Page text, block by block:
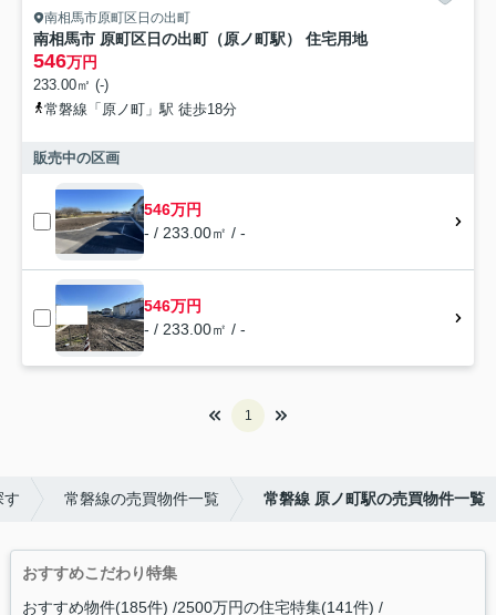
南相馬市原町区日の出町
南相馬市 原町区日の出町（原ノ町駅） 住宅用地
546万円
233.00㎡ (-)
常磐線「原ノ町」駅 徒歩18分
販売中の区画
546万円
- / 233.00㎡ / -
546万円
- / 233.00㎡ / -
1
す 常磐線の売買物件一覧 常磐線 原ノ町駅の売買物件一覧
おすすめこだわり特集
おすすめ物件(185件) 2500万円の住宅特集(141件)